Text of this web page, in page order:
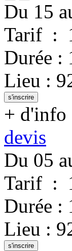
Du 15
Tarif :
Durée :
Lieu :
s'inscrire
+ d'info
devis
Du 05
Tarif :
Durée :
Lieu :
s'inscrire